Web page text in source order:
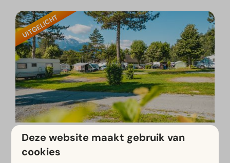
UITGELICHT
Kampeerplaats Standaard
Kärnten, Hermagor
Deze website maakt gebruik van
cookies